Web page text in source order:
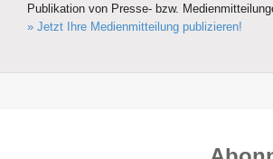
Publikation von Presse- bzw.
» Jetzt Ihre Medienmitteilung publizieren!